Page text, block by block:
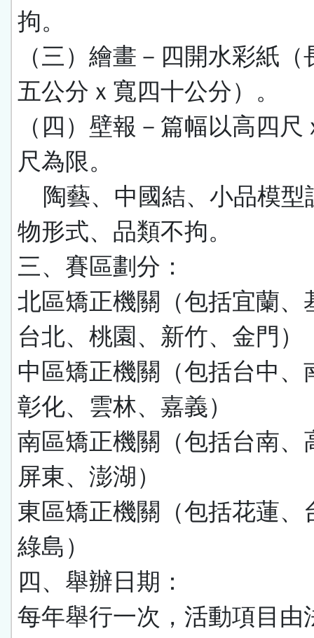
拘。
（三）繪畫－四開水彩紙（
五公分ｘ寬四十公分）。
（四）壁報－篇幅以高四尺
尺為限。
陶藝、中國結、小品模型
物形式、品類不拘。
三、賽區劃分：
北區矯正機關（包括宜蘭、
台北、桃園、新竹、金門）
中區矯正機關（包括台中、
彰化、雲林、嘉義）
南區矯正機關（包括台南、
屏東、澎湖）
東區矯正機關（包括花蓮、
綠島）
四、舉辦日期：
每年舉行一次，活動項目由